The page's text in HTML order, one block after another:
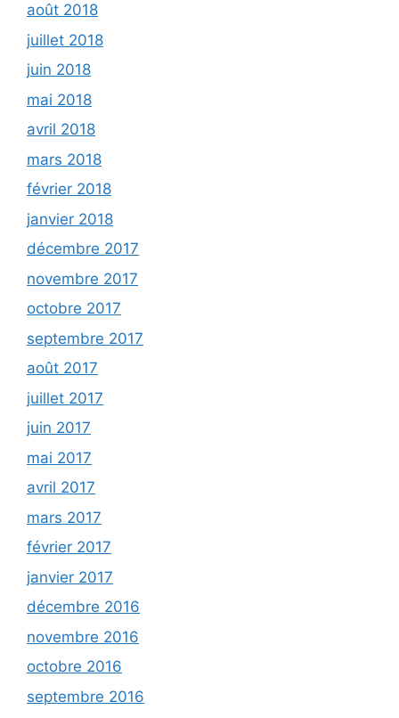
août 2018
juillet 2018
juin 2018
mai 2018
avril 2018
mars 2018
février 2018
janvier 2018
décembre 2017
novembre 2017
octobre 2017
septembre 2017
août 2017
juillet 2017
juin 2017
mai 2017
avril 2017
mars 2017
février 2017
janvier 2017
décembre 2016
novembre 2016
octobre 2016
septembre 2016